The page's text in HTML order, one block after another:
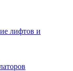
лифтов и